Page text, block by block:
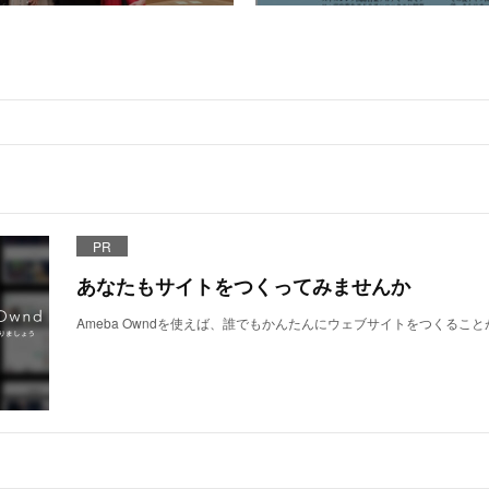
PR
あなたもサイトをつくってみませんか
Ameba Owndを使えば、誰でもかんたんにウェブサイトをつくること